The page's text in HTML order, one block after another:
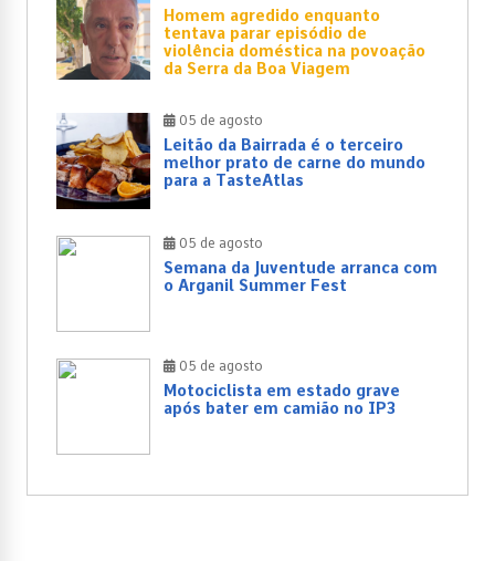
Homem agredido enquanto
tentava parar episódio de
violência doméstica na povoação
da Serra da Boa Viagem
05 de agosto
Leitão da Bairrada é o terceiro
melhor prato de carne do mundo
para a TasteAtlas
05 de agosto
Semana da Juventude arranca com
o Arganil Summer Fest
05 de agosto
Motociclista em estado grave
após bater em camião no IP3